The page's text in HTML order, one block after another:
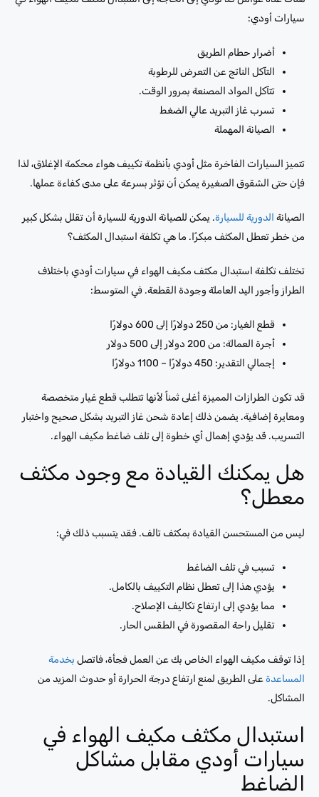
سيارات أودي:
أضرار حطام الطريق
التآكل الناتج عن التعرض للرطوبة
تتآكل المواد المصنعة بمرور الوقت.
تسرب غاز التبريد عالي الضغط
الصيانة المهملة
تتميز السيارات الفاخرة مثل أودي بأنظمة تكييف هواء محكمة الإغلاق، لذا
فإن حتى الشقوق الصغيرة يمكن أن تؤثر بسرعة على مدى كفاءة عملها.
الصيانة الدورية للسيارة. يمكن للصيانة الدورية للسيارة أن تقلل بشكل كبير
من خطر تعطل المكثف مبكرًا. ما هي تكلفة استبدال المكثف؟
تختلف تكلفة استبدال مكثف مكيف الهواء في سيارات أودي باختلاف
الطراز وأجور اليد العاملة وجودة القطعة. في المتوسط:
قطع الغيار: من 250 دولارًا إلى 600 دولارًا
أجرة العمالة: من 200 دولار إلى 500 دولار
إجمالي التقدير: 450 دولارًا – 1100 دولارًا
قد تكون الطرازات المميزة أغلى ثمناً لأنها تتطلب قطع غيار متخصصة
ومعايرة إضافية. يضمن ذلك إعادة شحن غاز التبريد بشكل صحيح واختبار
التسريب. قد يؤدي إهمال أي خطوة إلى تلف ضاغط مكيف الهواء.
هل يمكنك القيادة مع وجود مكثف
معطل؟
ليس من المستحسن القيادة بمكثف تالف. فقد يتسبب ذلك في:
تسبب في تلف الضاغط
يؤدي هذا إلى تعطل نظام التكييف بالكامل.
مما يؤدي إلى ارتفاع تكاليف الإصلاح.
تقليل راحة المقصورة في الطقس الحار.
إذا توقف مكيف الهواء الخاص بك عن العمل فجأة، فاتصل بخدمة
المساعدةعلى الطريق لمنع ارتفاع درجة الحرارة أو حدوث المزيد من
المشاكل.
استبدال مكثف مكيف الهواء في
سيارات أودي مقابل مشاكل
الضاغط